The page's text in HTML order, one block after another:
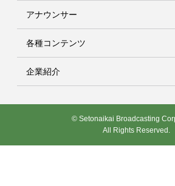
アナウンサー
各種コンテンツ
企業紹介
© Setonaikai Broadcasting
All Rights Reserved.